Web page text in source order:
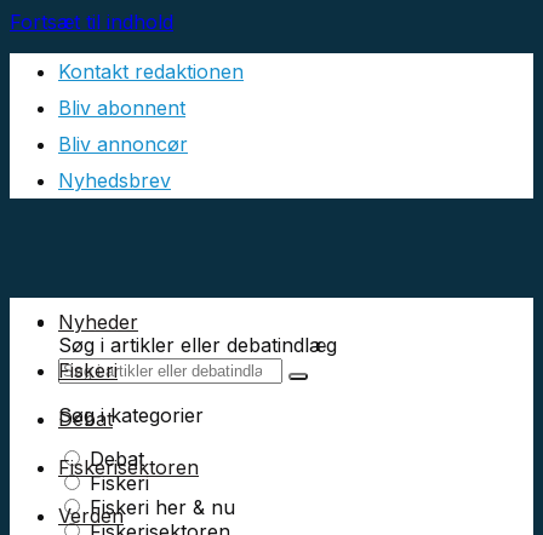
Fortsæt til indhold
Kontakt redaktionen
Bliv abonnent
Bliv annoncør
Nyhedsbrev
Søg i artikler eller debatindlæg
Søg i kategorier
Debat
Fiskeri
Fiskeri her & nu
Nyheder
Fiskeri
Debat
Fiskerisektoren
Verden